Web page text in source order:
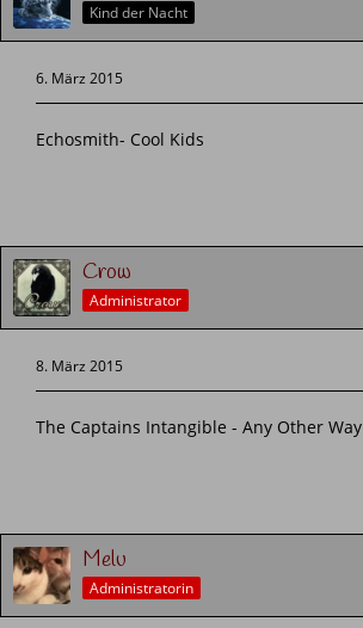
Kind der Nacht
6. März 2015
Echosmith- Cool Kids
Crow
Administrator
8. März 2015
The Captains Intangible - Any Other Way
Melu
Administratorin